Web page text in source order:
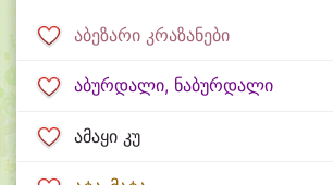
აბეზარი კრაზანები
აბურდალი, ნაბურდალი
ამაყი კუ